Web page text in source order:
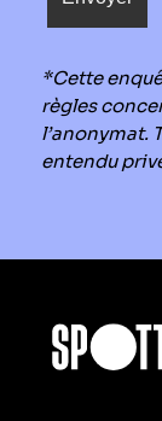
*Cette
règles
l’anonymat.
entendu